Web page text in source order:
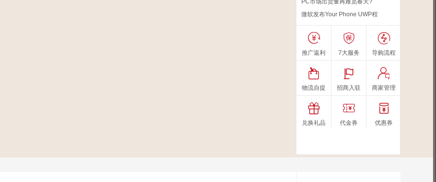
PC市场出货量再难觅春天?
微软发布Your Phone UWP程
推广返利 7大服务 导购流程
物流自提 招商入驻 商家管理
兑换礼品 代金券 优惠券